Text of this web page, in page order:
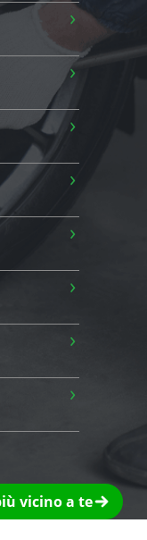
›
›
›
›
›
›
›
›
vicino a te